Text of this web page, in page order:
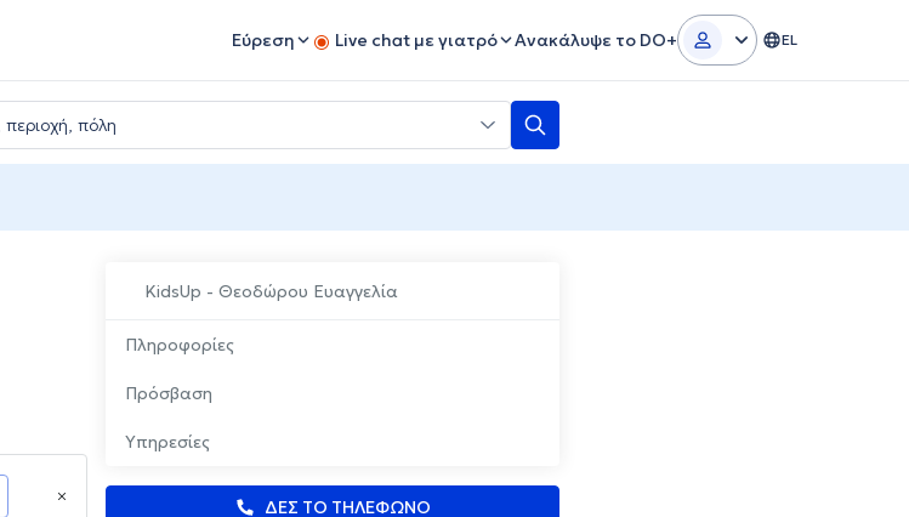
Εύρεση Live chat με γιατρό Ανακάλυψε το DO+ EL
KidsUp - Θεοδώρου Ευαγγελία
Πληροφορίες
Πρόσβαση
Υπηρεσίες
ΔΕΣ ΤΟ ΤΗΛΕΦΩΝΟ